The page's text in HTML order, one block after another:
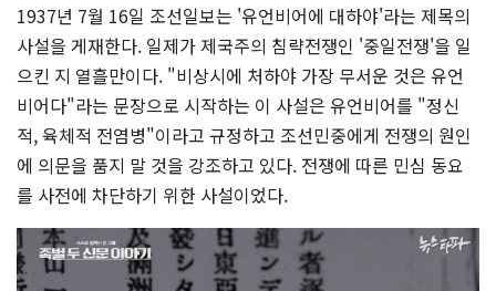
1937년 7월 16일 조선일보는 '유언비어에 대하야'라는 제목의
사설을 게재한다. 일제가 제국주의 침략전쟁인 '중일전쟁'을 일
으킨 지 열흘만이다. "비상시에 처하야 가장 무서운 것은 유언
비어다"라는 문장으로 시작하는 이 사설은 유언비어를 "정신
적, 육체적 전염병"이라고 규정하고 조선민중에게 전쟁의 원인
에 의문을 품지 말 것을 강조하고 있다. 전쟁에 따른 민심 동요
를 사전에 차단하기 위한 사설이었다.